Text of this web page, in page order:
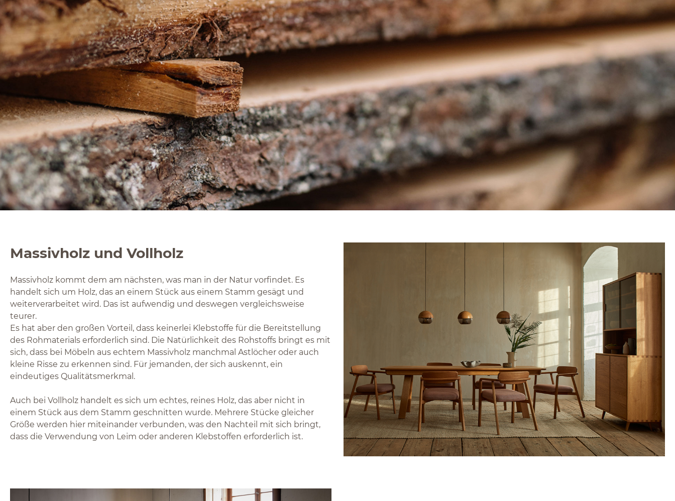
Massivholz und Vollholz
Massivholz kommt dem am nächsten, was man in der Natur vorfindet. Es
handelt sich um Holz, das an einem Stück aus einem Stamm gesägt und
weiterverarbeitet wird. Das ist aufwendig und deswegen vergleichsweise
teurer.
Es hat aber den großen Vorteil, dass keinerlei Klebstoffe für die Bereitstellung
des Rohmaterials erforderlich sind. Die Natürlichkeit des Rohstoffs bringt es mit
sich, dass bei Möbeln aus echtem Massivholz manchmal Astlöcher oder auch
kleine Risse zu erkennen sind. Für jemanden, der sich auskennt, ein
eindeutiges Qualitätsmerkmal.
Auch bei Vollholz handelt es sich um echtes, reines Holz, das aber nicht in
einem Stück aus dem Stamm geschnitten wurde. Mehrere Stücke gleicher
Größe werden hier miteinander verbunden, was den Nachteil mit sich bringt,
dass die Verwendung von Leim oder anderen Klebstoffen erforderlich ist.